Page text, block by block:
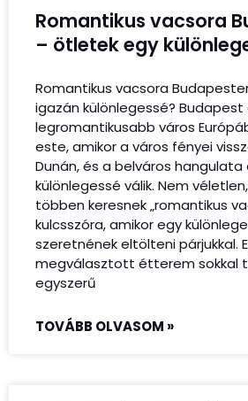
Romantikus vacsora
– ötletek egy
Romantikus vacsora
igazán különlegessé? Budapest
legromantikusabb város
este, amikor a város fényei
Dunán, és a belváros hangulata
különlegessé válik. Nem
többen keresnek „romantikus
kulcsszóra, amikor egy
szeretnének eltölteni párjukkal.
megválasztott étterem sokkal
egyszerű
TOVÁBB OLVASOM »